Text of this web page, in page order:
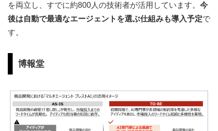
を両立し、すでに約800人の技術者が活用しています。 今
後は自動で最適なエージェントを選ぶ仕組みも導入予定で
す。
博報堂